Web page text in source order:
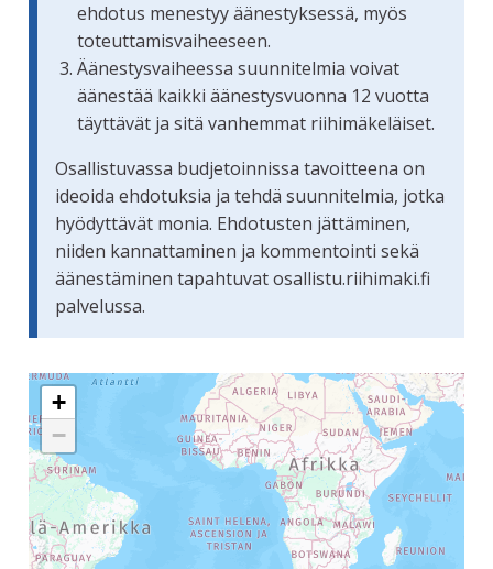
ehdotus menestyy äänestyksessä, myös
toteuttamisvaiheeseen.
Äänestysvaiheessa suunnitelmia voivat
äänestää kaikki äänestysvuonna 12 vuotta
täyttävät ja sitä vanhemmat riihimäkeläiset.
Osallistuvassa budjetoinnissa tavoitteena on
ideoida ehdotuksia ja tehdä suunnitelmia, jotka
hyödyttävät monia. Ehdotusten jättäminen,
niiden kannattaminen ja kommentointi sekä
äänestäminen tapahtuvat osallistu.riihimaki.fi
palvelussa.
Seuraavassa elementissä on kartta, joka esittää
+
−